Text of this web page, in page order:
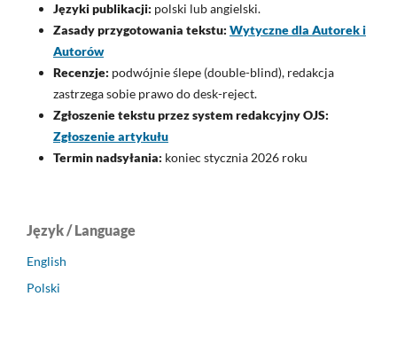
Języki publikacji: polski lub angielski.
Zasady przygotowania tekstu: Wytyczne dla Autorek i
Autorów
Recenzje: podwójnie ślepe (double-blind), redakcja
zastrzega sobie prawo do desk-reject.
Zgłoszenie tekstu przez system redakcyjny OJS:
Zgłoszenie artykułu
Termin nadsyłania: koniec stycznia 2026 roku
Język / Language
English
Polski